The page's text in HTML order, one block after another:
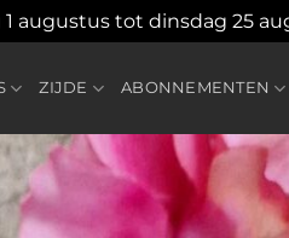
augustus tot dinsdag 25
ZIJDE ABONNEMENTEN